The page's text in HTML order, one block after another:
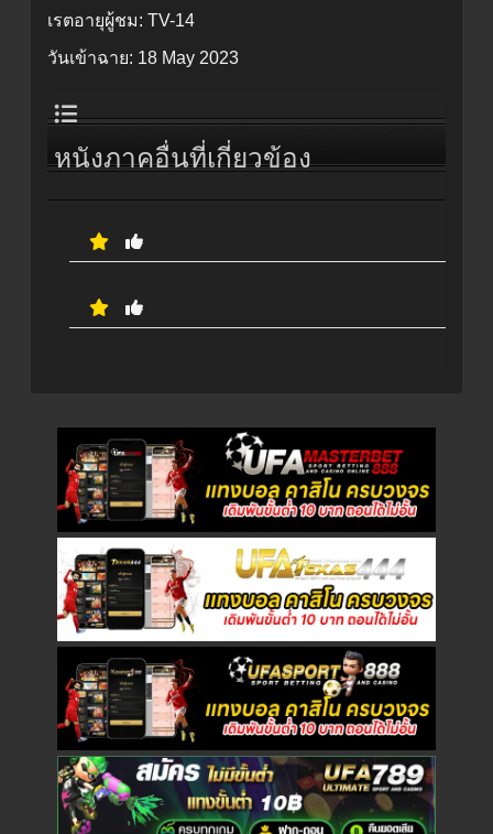
เรตอายุผู้ชม: TV-14
วันเข้าฉาย: 18 May 2023
หนังภาคอื่นที่เกี่ยวข้อง